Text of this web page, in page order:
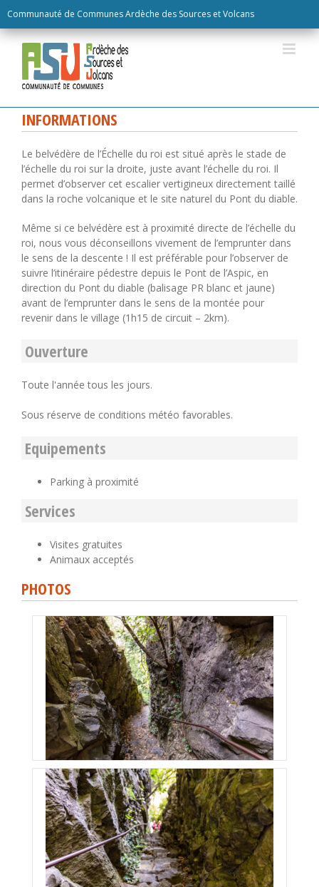
Communauté de Communes Ardèche des Sources et Volcans
to
content
INFORMATIONS
Le belvédère de l’Échelle du roi est situé après le stade de
l’échelle du roi sur la droite, juste avant l’échelle du roi. Il
permet d’observer cet escalier vertigineux directement taillé
dans la roche volcanique et le site naturel du Pont du diable.
Même si ce belvédère est à proximité directe de l’échelle du
roi, nous vous déconseillons vivement de l’emprunter dans
le sens de la descente ! Il est préférable pour l’observer de
suivre l’itinéraire pédestre depuis le Pont de l’Aspic, en
direction du Pont du diable (balisage PR blanc et jaune)
avant de l’emprunter dans le sens de la montée pour
revenir dans le village (1h15 de circuit – 2km).
Ouverture
Toute l'année tous les jours.
Sous réserve de conditions météo favorables.
Equipements
Parking à proximité
Services
Visites gratuites
Animaux acceptés
PHOTOS